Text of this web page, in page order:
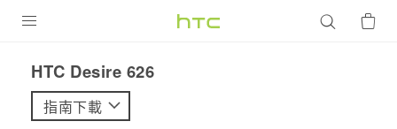
VIVE
HTC Desire 626‎
指南下載